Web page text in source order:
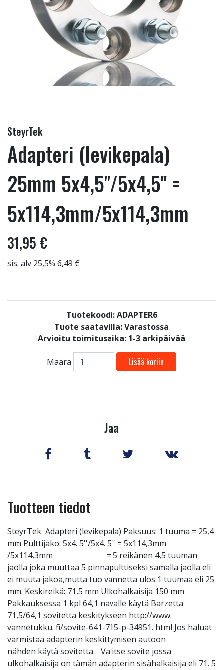
SteyrTek
Adapteri (levikepala)
25mm 5x4,5''/5x4,5'' =
5x114,3mm/5x114,3mm
31,95 €
sis. alv 25,5% 6,49 €
Tuotekoodi: ADAPTER6
Tuote saatavilla:Varastossa
Arvioitu toimitusaika: 1-3 arkipäivää
Määrä Lisää koriin
Jaa
Tuotteen tiedot
SteyrTek Adapteri (levikepala) Paksuus: 1 tuuma = 25,4
mm Pulttijako: 5x4. 5''/5x4. 5'' = 5x114,3mm
/5x114,3mm = 5 reikänen 4,5 tuuman
jaolla joka muuttaa 5 pinnapulttiseksi samalla jaolla eli
ei muuta jakoa,mutta tuo vannetta ulos 1 tuumaa eli 25
mm. Keskireikä: 71,5 mm Ulkohalkaisija 150 mm
Pakkauksessa 1 kpl 64,1 navalle käytä Barzetta
71,5/64,1 sovitetta keskitykseen http://www.
vannetukku. fi/sovite-641-715-p-34951. html Jos haluat
varmistaa adapterin keskittymisen autoon
nähden käytä sovitetta. Valitse sovite jossa
ulkohalkaisija on tämän adapterin sisähalkaisija eli 71. 5